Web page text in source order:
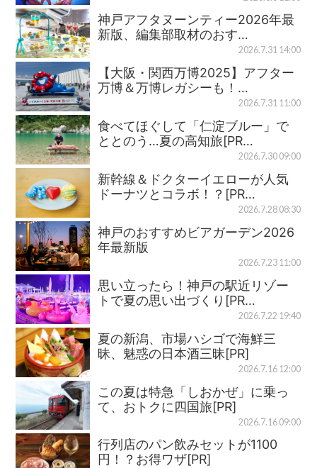
神戸アフタヌーンティー2026年最
新版、編集部取材のおす…
2026.7.31 14:00
【大阪・関西万博2025】アフター
万博＆万博レガシーも！…
2026.7.31 11:00
食べてほぐして「仁淀ブルー」で
ととのう…夏の高知旅[PR…
2026.7.30 09:00
新幹線＆ドクターイエローが人気
ドーナツとコラボ！？[PR…
2026.7.28 08:30
神戸のおすすめビアガーデン2026
年最新版
2026.7.23 11:00
思い立ったら！神戸の駅近リゾー
トで夏の思い出づくり[PR…
2026.7.22 19:40
夏の新潟、市場ハシゴで海鮮三
昧、魅惑の日本酒三昧[PR]
2026.7.16 12:00
この夏は特急「しおかぜ」に乗っ
て、おトクに四国旅[PR]
2026.7.16 09:00
行列店のパン飲みセットが1100
円！？お得ワザ[PR]